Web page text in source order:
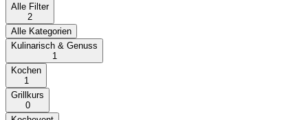
Alle Filter
2
Alle Kategorien
Kulinarisch & Genuss
1
Kochen
1
Grillkurs
0